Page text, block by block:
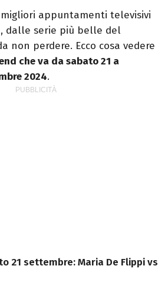
Editor. Si specializza poi in
digitale, Giornalismo e
presso La Sapienza,
con alcune testate ed uffici
appuntamenti televisivi
dalle serie più belle del
non perdere. Ecco cosa vedere
che va da sabato 21 a
2024.
21 settembre: Maria De Flippi vs